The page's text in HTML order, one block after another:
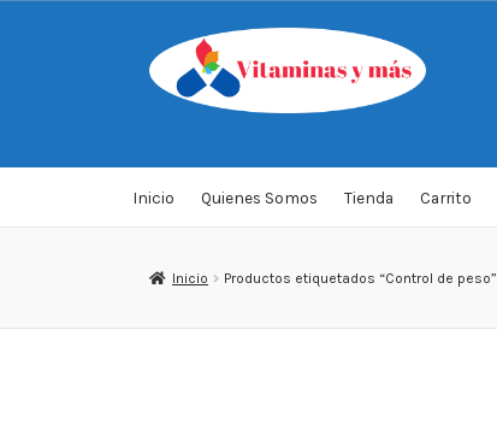
Saltar
a
navegación
al
contenido
Inicio Quienes Somos Tienda Carrito
Inicio Productos etiquetados “Control de peso”